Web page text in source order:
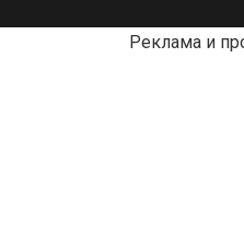
Реклама и